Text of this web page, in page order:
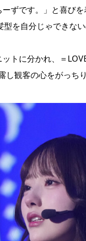
ずです。」と喜び
を自分じゃできな
トに分かれ、＝
観客の心をがっち